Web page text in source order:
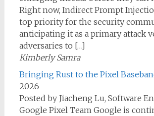
Right now, Indirect Prompt
top priority for the security
anticipating it as a primary attack
adversaries to […]
Kimberly Samra
Bringing Rust to the Pixel
2026
Posted by Jiacheng Lu, Software
Google Pixel Team Google is